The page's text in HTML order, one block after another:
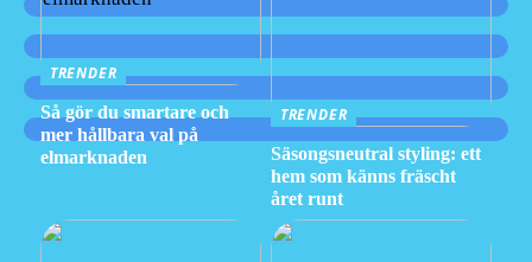
TRENDER
Så gör du smartare och
mer hållbara val på
elmarknaden
TRENDER
Säsongsneutral styling: ett
hem som känns fräscht
året runt